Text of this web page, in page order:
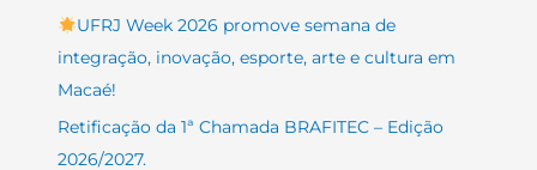
UFRJ Week 2026 promove semana de
integração, inovação, esporte, arte e cultura em
Macaé!
Retificação da 1ª Chamada BRAFITEC – Edição
2026/2027.